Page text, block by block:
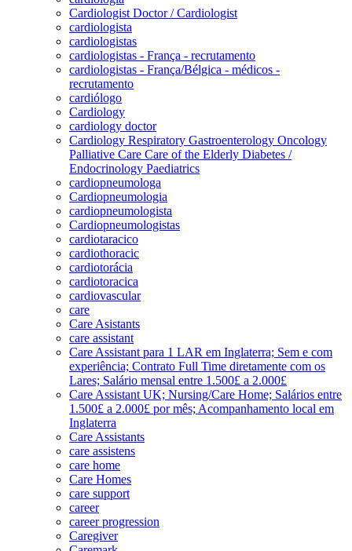
Cardiologist Doctor / Cardiologist
cardiologista
cardiologistas
cardiologistas - França - recrutamento
cardiologistas - França/Bélgica - médicos -
recrutamento
cardiólogo
Cardiology
cardiology doctor
Cardiology Respiratory Gastroenterology Oncology
Palliative Care Care of the Elderly Diabetes /
Endocrinology Paediatrics
cardiopneumologa
Cardiopneumologia
cardiopneumologista
Cardiopneumologistas
cardiotaracico
cardiothoracic
cardiotorácia
cardiotoracica
cardiovascular
care
Care Asistants
care assistant
Care Assistant para 1 LAR em Inglaterra; Sem e com
experiência; Contrato Full Time diretamente com os
Lares; Salário mensal entre 1.500£ a 2.000£
Care Assistant UK; Nursing/Care Home; Salários entre
1.500£ a 2.000£ por mês; Acompanhamento local em
Inglaterra
Care Assistants
care assistens
care home
Care Homes
care support
career
career progression
Caregiver